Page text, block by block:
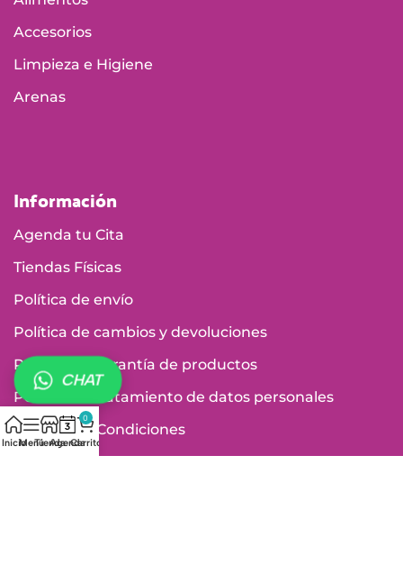
Accesorios
Limpieza e Higiene
Arenas
Información
Agenda tu Cita
Tiendas Físicas
Política de envío
Política de cambios y devoluciones
Política de garantía de productos
Política de tratamiento de datos personales
Términos y Condiciones
CHAT
InicioMenúTiendaAgenda
0
Carrito